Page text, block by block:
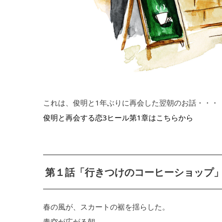
これは、俊明と1年ぶりに再会した翌朝のお話・・・
俊明と再会する恋3ヒール第1章はこちらから
第１話「行きつけのコーヒーショップ
春の風が、スカートの裾を揺らした。